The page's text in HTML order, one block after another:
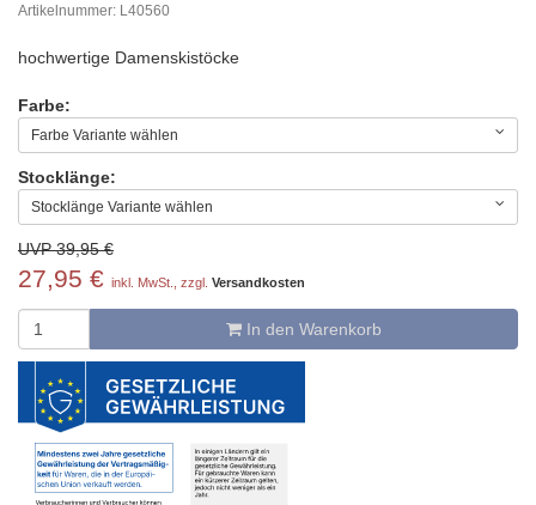
Artikelnummer: L40560
hochwertige Damenskistöcke
Farbe:
Farbe Variante wählen
Stocklänge:
Stocklänge Variante wählen
UVP 39,95 €
27,95 € inkl. MwSt., zzgl. Versandkosten
In den Warenkorb